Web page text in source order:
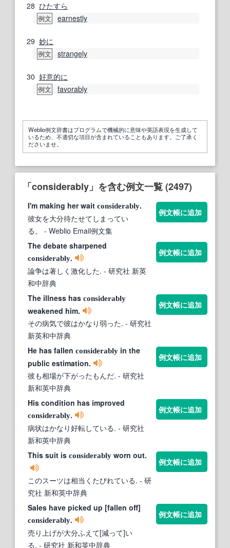
28 ひたすら
例文 earnestly
29 妙に
例文 strangely
30 好意的に
例文 favorably
Weblio例文辞書はプログラムで機械的に意味や英語表現を生成して
いるため、不適切な項目が含まれていることもあります。ご了承く
ださいませ。
「considerably」を含む例文一覧 (2497)
I'm making her wait considerably.
彼女を大分待たせてしまってい
る。
- Weblio Email例文集
例文帳に追加
The debate sharpened
considerably.
論争は著しく激化した. - 研究社 新英
和中辞典
例文帳に追加
The illness has considerably
weakened him.
その病気で彼はかなり弱った. - 研究社
新英和中辞典
例文帳に追加
He has fallen considerably in the
public estimation.
彼も相場が下がったもんだ. - 研究社
新和英中辞典
例文帳に追加
His condition has improved
considerably.
病状はかなり好転している. - 研究社
新和英中辞典
例文帳に追加
This suit is considerably worn out.
このスーツは相当くたびれている. - 研
究社 新和英中辞典
例文帳に追加
Sales have picked up [fallen off]
considerably.
売り上げが大分ふえて[減って]い
る. - 研究社 新和英中辞典
例文帳に追加